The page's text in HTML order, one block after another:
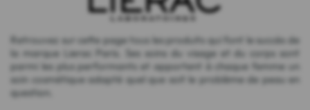
Retrouvez sur cette page tous les produits qui font le succès de
la marque Lierac Paris. Ses soins du visage et du corps sont
parmi les plus performants et apportent à chaque femme un
soin cosmétique adapté quel que soit le problème de peau en
question.